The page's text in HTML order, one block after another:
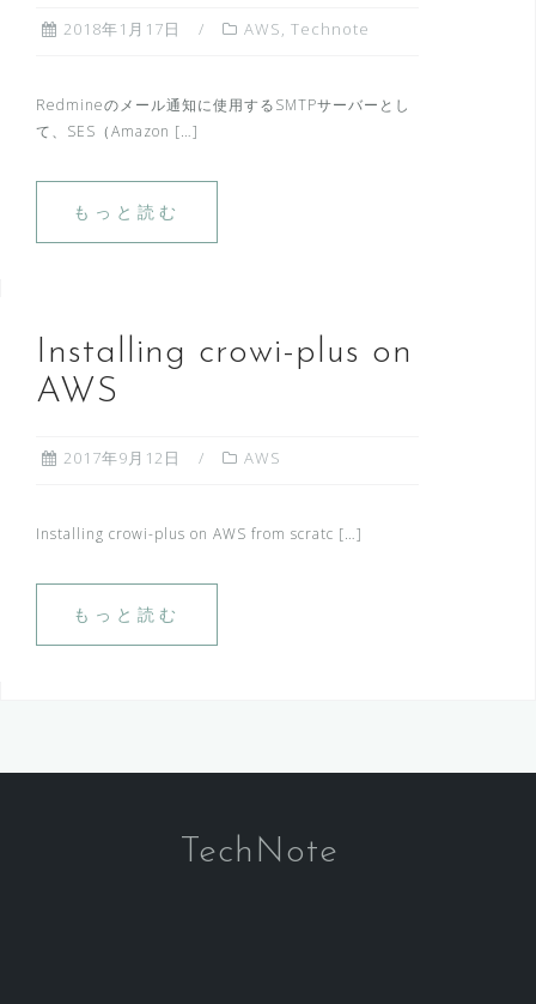
2018年1月17日 AWS, Technote
Redmineのメール通知に使用するSMTPサーバーとし
て、SES（Amazon […]
もっと読む
Installing crowi-plus on
AWS
2017年9月12日 AWS
Installing crowi-plus on AWS from scratc […]
もっと読む
TechNote